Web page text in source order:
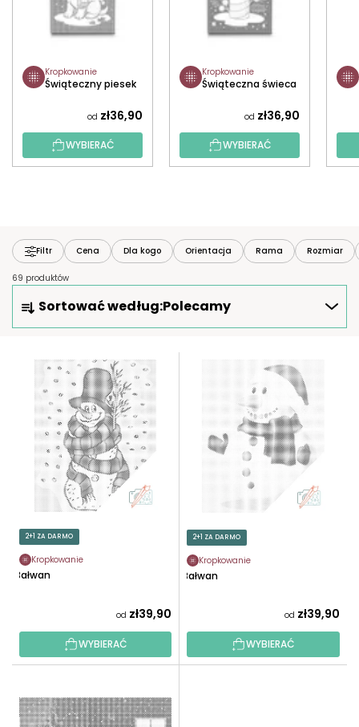
Kropkowanie
Świąteczny piesek
od zł36,90
WYBIERAĆ
Kropkowanie
Świąteczna świeca
od zł36,90
WYBIERAĆ
Filtr Cena Dla kogo Orientacja Rama Rozmiar
69 produktów
O
R
O
D
U
K
Sortować według:Polecamy
U
K
T
2+1 ZA DARMO
Kropkowanie
Bałwan
od zł39,90
WYBIERAĆ
2+1 ZA DARMO
Kropkowanie
Bałwan
od zł39,90
WYBIERAĆ